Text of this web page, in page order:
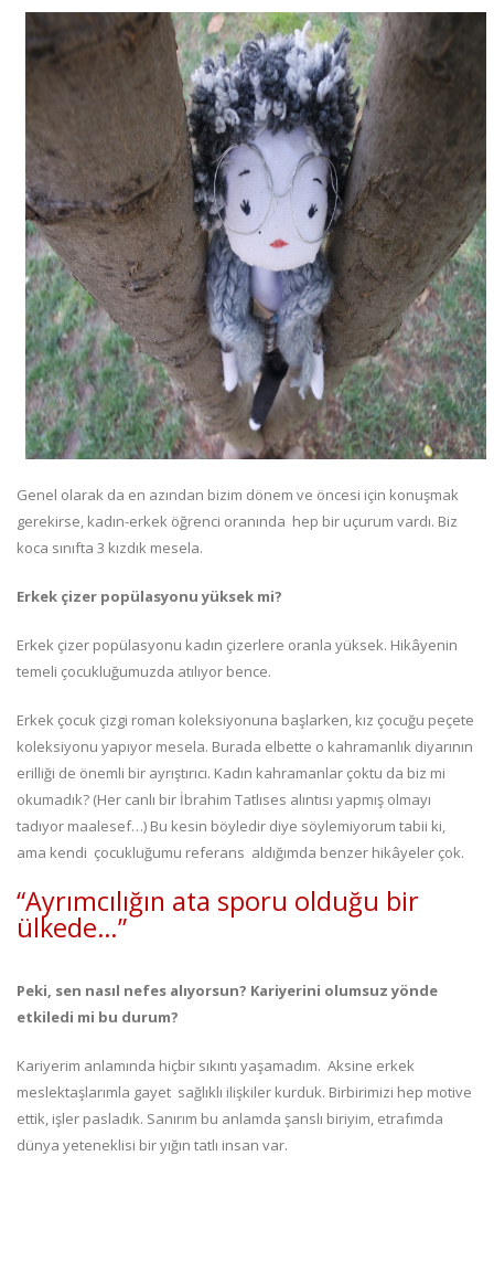
Genel olarak da en azından bizim dönem ve öncesi için konuşmak
gerekirse, kadın-erkek öğrenci oranında hep bir uçurum vardı. Biz
koca sınıfta 3 kızdık mesela.
Erkek çizer popülasyonu yüksek mi?
Erkek çizer popülasyonu kadın çizerlere oranla yüksek. Hikâyenin
temeli çocukluğumuzda atılıyor bence.
Erkek çocuk çizgi roman koleksiyonuna başlarken, kız çocuğu peçete
koleksiyonu yapıyor mesela. Burada elbette o kahramanlık diyarının
erilliği de önemli bir ayrıştırıcı. Kadın kahramanlar çoktu da biz mi
okumadık? (Her canlı bir İbrahim Tatlıses alıntısı yapmış olmayı
tadıyor maalesef…) Bu kesin böyledir diye söylemiyorum tabii ki,
ama kendi çocukluğumu referans aldığımda benzer hikâyeler çok.
“Ayrımcılığın ata sporu olduğu bir
ülkede…”
Peki, sen nasıl nefes alıyorsun? Kariyerini olumsuz yönde
etkiledi mi bu durum?
Kariyerim anlamında hiçbir sıkıntı yaşamadım. Aksine erkek
meslektaşlarımla gayet sağlıklı ilişkiler kurduk. Birbirimizi hep motive
ettik, işler pasladık. Sanırım bu anlamda şanslı biriyim, etrafımda
dünya yeteneklisi bir yığın tatlı insan var.